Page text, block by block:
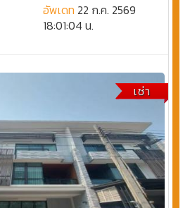
อัพเดท 22 ก.ค. 2569
18:01:04 น.
เช่า